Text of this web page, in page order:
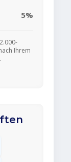
5%
Ihrem